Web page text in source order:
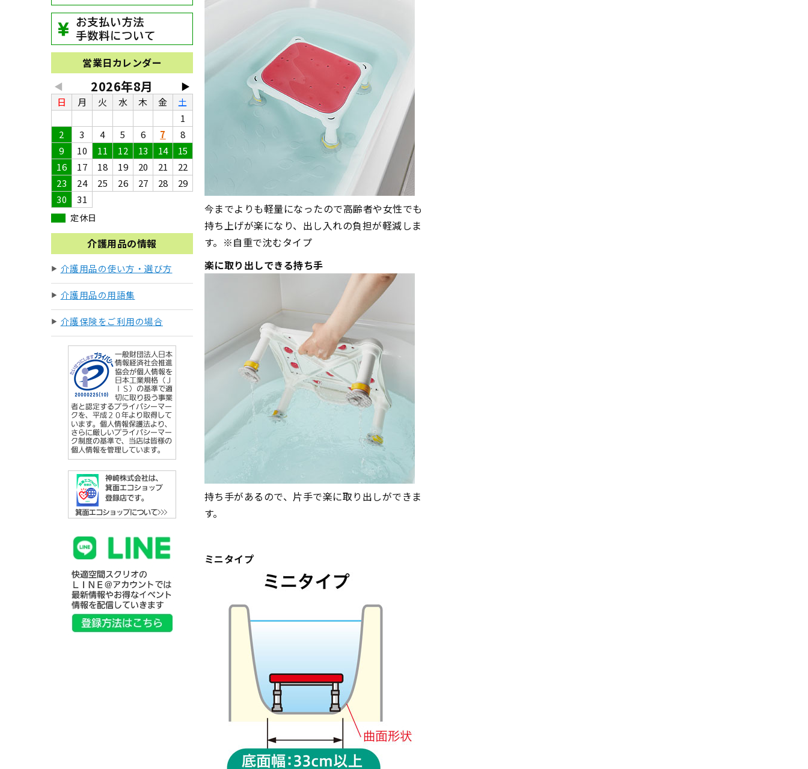
営業日カレンダー
◀ ▶
2026年8月
日 月 火 水 木 金
土
1
2
3 4 5 6 7
8
9
10 11 12 13 14
15
16
17 18 19 20 21
22
23
24 25 26 27 28
29
30
31
定休日
介護用品の情報
介護用品の使い方・選び方
介護用品の用語集
介護保険をご利用の場合
今までよりも軽量になったので高齢者や女性でも
持ち上げが楽になり、出し入れの負担が軽減しま
す。※自重で沈むタイプ
楽に取り出しできる持ち手
持ち手があるので、片手で楽に取り出しができま
す。
ミニタイプ